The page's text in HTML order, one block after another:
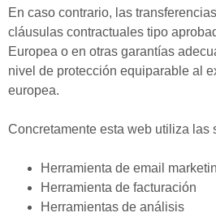
En caso contrario, las
cláusulas contractuales tipo
Europea o en otras garantías
nivel de protección equiparable al
europea.
Concretamente esta web utiliza las
Herramienta de email
Herramienta de facturación
Herramientas de análisis